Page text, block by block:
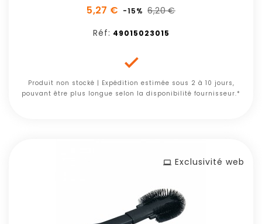
5,27 € -15% 6,20 €
Réf: 49015023015

Produit non stocké | Expédition estimée sous 2 à 10 jours,
pouvant être plus longue selon la disponibilité fournisseur.*
Exclusivité web